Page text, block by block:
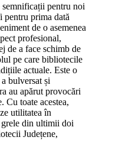
pentru noi
pentru prima dată
de o asemenea
profesional,
de a face schimb de
pe care bibliotecile
actuale. Este o
bulversat și
au apărut provocări
Cu toate acestea,
utilitatea în
din ultimii doi
Județene,